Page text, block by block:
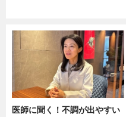
医師に聞く！不調が出やすい